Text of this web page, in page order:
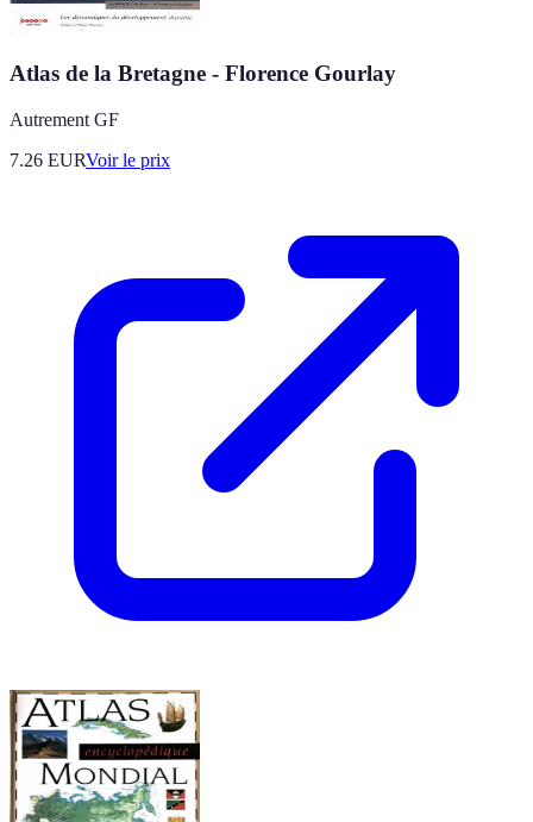
Atlas de la Bretagne - Florence Gourlay
Autrement GF
7.26 EURVoir le prix